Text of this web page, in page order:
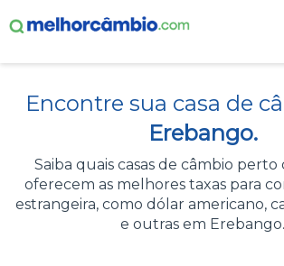
CASAS DE CÂMBIO
DÓLAR HOJE
ALERTA DE CÂMBIO
Encontre sua casa de
Erebango.
Saiba quais casas de câmbio
oferecem as melhores taxas para
estrangeira, como dólar americano,
e outras em Erebango.